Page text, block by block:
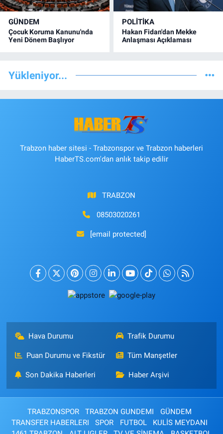
GÜNDEM
Çocuk Koruma Kanunu'nda
Yeni Dönem Başlıyor
POLİTİKA
Hakan Fidan'dan Mekke
Anlaşması Açıklaması
Yükleniyor...
Trabzon haber sitesi - Trabzonspor ve Trabzon haberleri
HaberTS.com'dan anlık takip edilir
TRABZON
08503020261
[email protected]
Hava Durumu Trafik Durumu
Puan Durumu ve Fikstür Tüm Manşetler
Son Dakika Haberleri Haber Arşivi
TRABZONSPOR TRABZON GUNDEMI
GÜNDEM
TRANSFER HABERLERI
SPOR FUTBOL
KULİS MEYDANI